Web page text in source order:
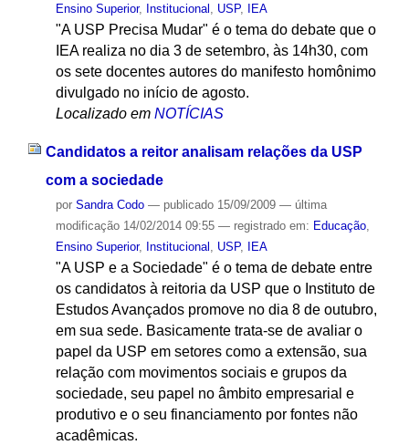
Ensino Superior, Institucional USP, IEA
"A USP Precisa Mudar" é o tema do debate que o
IEA realiza no dia 3 de setembro, às 14h30, com
os sete docentes autores do manifesto homônimo
divulgado no início de agosto.
Localizado em NOTÍCIAS
Candidatos a reitor analisam relações da USP
com a sociedade
por Sandra Codo — publicado15/09/2009 — última
modificação14/02/2014 09:55 — registrado em: Educação,
Ensino Superior, Institucional , USP, IEA
"A USP e a Sociedade" é o tema de debate entre
os candidatos à reitoria da USP que o Instituto de
Estudos Avançados promove no dia 8 de outubro,
em sua sede. Basicamente trata-se de avaliar o
papel da USP em setores como a extensão, sua
relação com movimentos sociais e grupos da
sociedade, seu papel no âmbito empresarial e
produtivo e o seu financiamento por fontes não
acadêmicas.